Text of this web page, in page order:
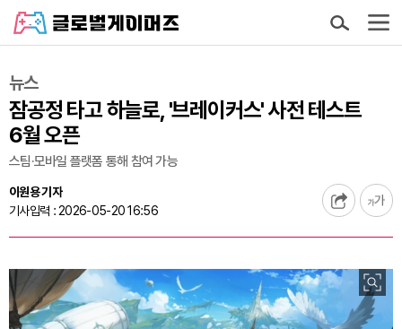
뉴스
잠공정 타고 하늘로, '브레이커스' 사전 테스트
6월 오픈
스팀·모바일 플랫폼 통해 참여 가능
이원용 기자
기사입력 : 2026-05-20 16:56